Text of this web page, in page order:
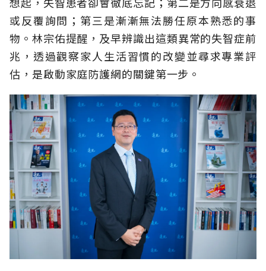
或反覆詢問；第三是漸漸無法勝任原本熟悉的事
物。林宗佑提醒，及早辨識出這類異常的失智症前
兆，透過觀察家人生活習慣的改變並尋求專業評
估，是啟動家庭防護網的關鍵第一步。